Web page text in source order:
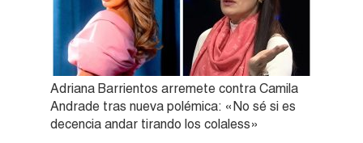
Adriana Barrientos arremete contra Camila
Andrade tras nueva polémica: «No sé si es
decencia andar tirando los colaless»